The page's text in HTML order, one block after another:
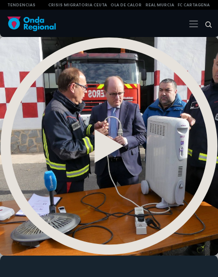
TENDENCIAS CRISIS MIGRATORIA CEUTA OLA DE CALOR REAL MURCIA FC CARTAGENA